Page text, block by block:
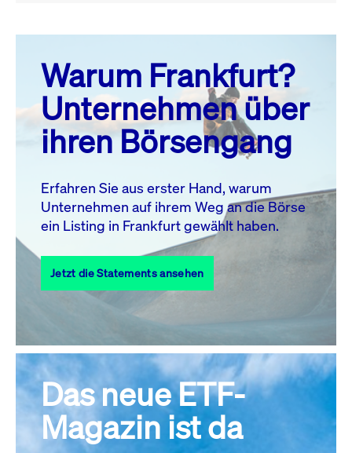
August 26
MO. DI. MI. DO. FR. SA. SO.
1
2
3
4 5 6 7 8
10 11 13 14
17
18 19 20 21 22
23
27 28
31
Alle Events
Warum Frankfurt?
Unternehmen über
ihren Börsengang
Erfahren Sie aus erster Hand, warum
Unternehmen auf ihrem Weg an die Börse
ein Listing in Frankfurt gewählt haben.
Jetzt die Statements ansehen
Das neue ETF-
Magazin ist da